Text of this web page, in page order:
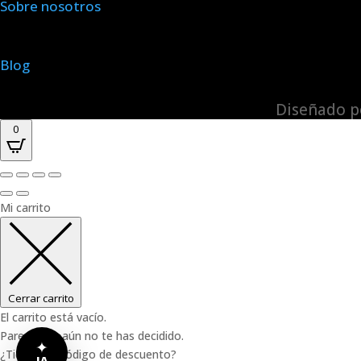
Sobre nosotros
Blog
Diseñado
✦
0
Mi carrito
Cerrar carrito
El carrito está vacío.
Parece que aún no te has decidido.
¿Tienes un código de descuento?